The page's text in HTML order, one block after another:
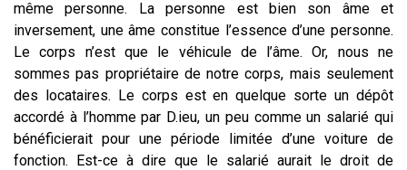
même personne. La personne est bien son âme et
inversement, une âme constitue l’essence d’une personne.
Le corps n’est que le véhicule de l’âme. Or, nous ne
sommes pas propriétaire de notre corps, mais seulement
des locataires. Le corps est en quelque sorte un dépôt
accordé à l’homme par D.ieu, un peu comme un salarié qui
bénéficierait pour une période limitée d’une voiture de
fonction. Est-ce à dire que le salarié aurait le droit de